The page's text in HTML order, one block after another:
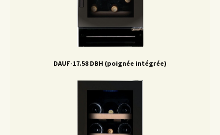
DAUF-17.58 DBH (poignée intégrée)